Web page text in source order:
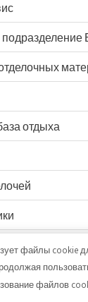
отдыха
Распродаж
отдыха
файлы cookie
файлов